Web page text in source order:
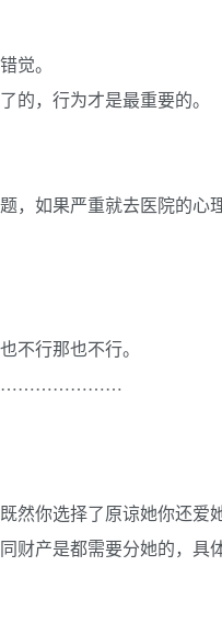
觉。
的，行为才是最重要的。
，如果严重就去医院的心
不行那也不行。
然你选择了原谅她你还爱
财产是都需要分她的，具